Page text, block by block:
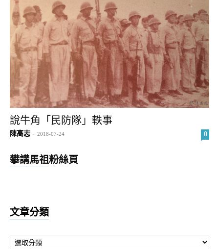
說牛角「民防隊」軼事
陳高志 - 2018-07-24 0
攀講馬祖粉絲頁
文章分類
文
章